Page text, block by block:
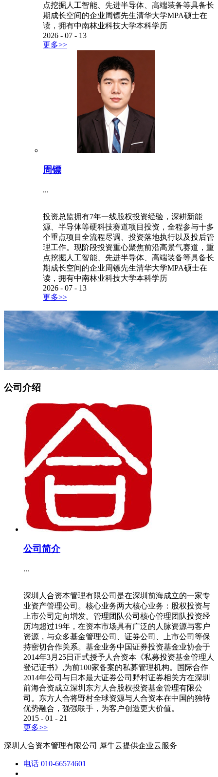
点挖掘人工智能、先进半导体、高端装备等具备长
期成长空间的企业周镖先生清华大学MPA硕士在
读，拥有中南林业科技大学本科学历
2026 - 07 - 13
更多>>
周镖
...
投资总监拥有7年一线股权投资经验，深耕新能
源、半导体等硬科技赛道项目投资，全程参与十多
个重点项目全流程尽调、投资落地执行以及投后管
理工作。现阶段投资重心聚焦前沿高景气赛道，重
点挖掘人工智能、先进半导体、高端装备等具备长
期成长空间的企业周镖先生清华大学MPA硕士在
读，拥有中南林业科技大学本科学历
2026 - 07 - 13
更多>>
公司介绍
公司简介
...
深圳人合资本管理有限公司是在深圳前海成立的一家专
业资产管理公司。核心业务两大核心业务：股权投资与
上市公司定向增发。管理团队公司核心管理团队投资经
历均超过19年，在资本市场具有广泛的人脉资源与客户
资源，与众多基金管理公司、证券公司、上市公司等保
持密切合作关系。基金业务中国证券投资基金业协会于
2014年3月25日正式授予人合资本《私募投资基金管理人
登记证书》,为前100家备案的私募管理机构。国际合作
2014年公司与日本最大证券公司野村证券相关方在深圳
前海合资成立深圳东方人合股权投资基金管理有限公
司。东方人合将野村全球资源与人合资本在中国的独特
优势融合，强强联手，为客户创造更大价值。
2015 - 01 - 21
更多>>
深圳人合资本管理有限公司 犀牛云提供企业云服务
电话 010-66574601